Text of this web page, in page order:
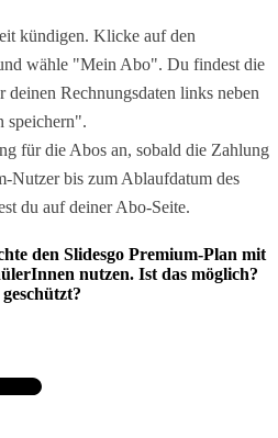
kündigen. Klicke auf den
wähle "Mein Abo". Du findest die
Rechnungsdaten links neben
speichern".
für die Abos an, sobald die Zahlung
Nutzer bis zum Ablaufdatum des
du auf deiner Abo-Seite.
den Slidesgo Premium-Plan mit
nutzen. Ist das möglich?